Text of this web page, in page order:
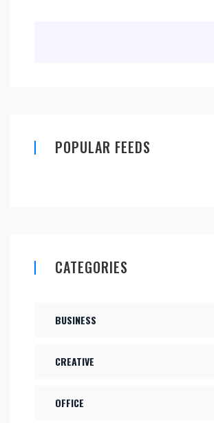
POPULAR FEEDS
CATEGORIES
BUSINESS
CREATIVE
OFFICE